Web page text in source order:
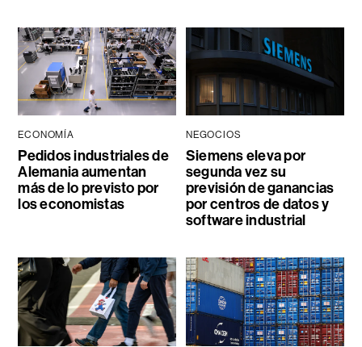
ECONOMÍA
Pedidos industriales de
Alemania aumentan
más de lo previsto por
los economistas
NEGOCIOS
Siemens eleva por
segunda vez su
previsión de ganancias
por centros de datos y
software industrial